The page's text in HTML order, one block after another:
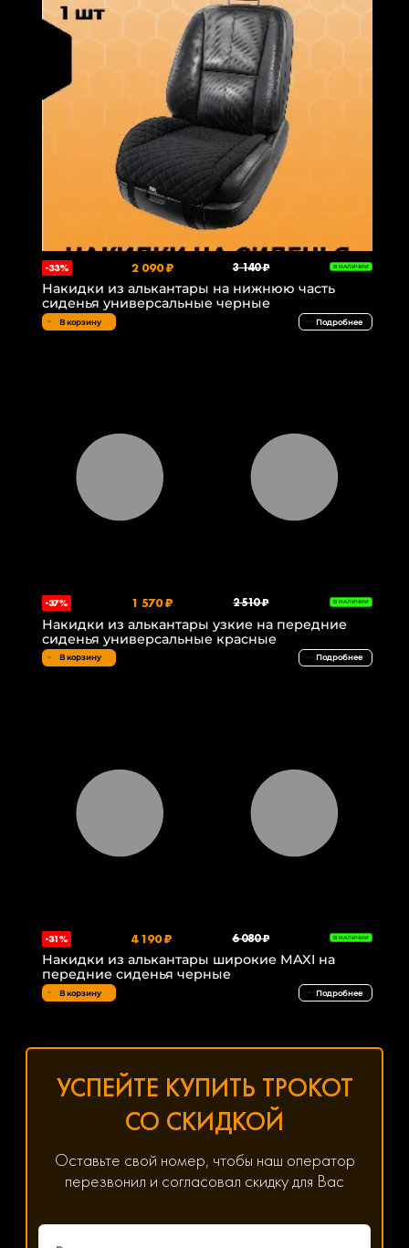
-33% 2 090 ₽ 3 140 ₽ В НАЛИЧИИ
Накидки из алькантары на нижнюю часть
сиденья универсальные черные
В корзину Подробнее
-37% 1 570 ₽ 2 510 ₽ В НАЛИЧИИ
Накидки из алькантары узкие на передние
сиденья универсальные красные
В корзину Подробнее
-31% 4 190 ₽ 6 080 ₽ В НАЛИЧИИ
Накидки из алькантары широкие MAXI на
передние сиденья черные
В корзину Подробнее
УСПЕЙТЕ КУПИТЬ ТРОКОТ
СО СКИДКОЙ
Оставьте свой номер, чтобы наш оператор
перезвонил и согласовал скидку для Вас